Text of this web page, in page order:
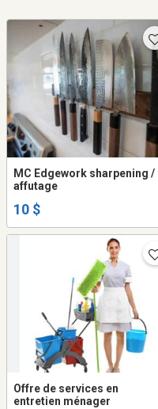
MC Edgework sharpening /
affutage
10 $
Offre de services en
entretien ménager